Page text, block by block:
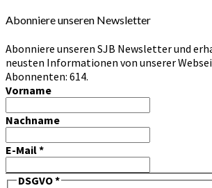
Abonniere unseren Newsletter
Abonniere unseren SJB Newsletter und
neusten Informationen von unserer
Abonnenten: 614.
Vorname
Nachname
E-Mail*
DSGVO*